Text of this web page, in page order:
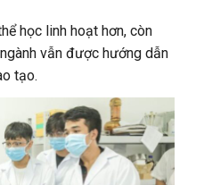
học linh hoạt hơn, còn
vẫn được hướng dẫn
tạo.